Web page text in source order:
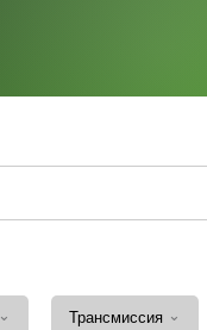
⌄ Трансмиссия ⌄